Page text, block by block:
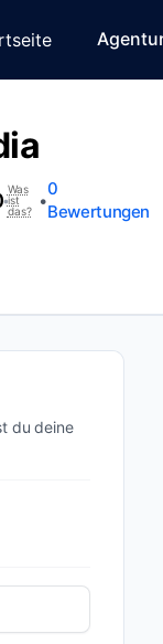
•
Was
ist
das?
•
0
Bewertungen
du deine